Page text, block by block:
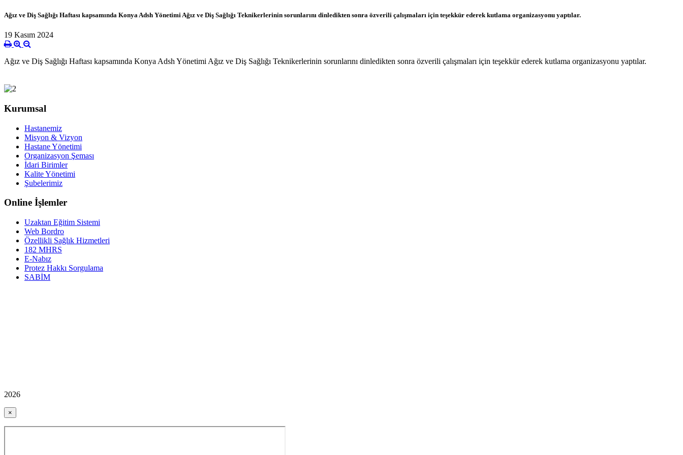
Ağız ve Diş Sağlığı Haftası kapsamında Konya Adsh Yönetimi Ağız ve Diş Sağlığı Teknikerlerinin sorunlarını dinledikten sonra özverili çalışmaları için teşekkür ederek kutlama organizasyonu yaptılar.
19 Kasım 2024
Ağız ve Diş Sağlığı Haftası kapsamında Konya Adsh Yönetimi Ağız ve Diş Sağlığı Teknikerlerinin sorunlarını dinledikten sonra özverili çalışmaları için teşekkür ederek kutlama organizasyonu yaptılar.
Kurumsal
Hastanemiz
Misyon & Vizyon
Hastane Yönetimi
Organizasyon Şeması
İdari Birimler
Kalite Yönetimi
Şubelerimiz
Online İşlemler
Uzaktan Eğitim Sistemi
Web Bordro
Özellikli Sağlık Hizmetleri
182 MHRS
E-Nabız
Protez Hakkı Sorgulama
SABİM
2026
×